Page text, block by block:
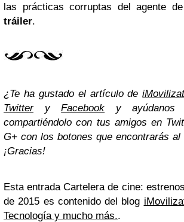
las prácticas corruptas del agente
tráiler.
¿Te ha gustado el artículo de
TwitteryFacebook y ayúdanos
compartiéndolo con tus amigos en
G+ con los botones que encontrarás
¡Gracias!
Esta entrada Cartelera de cine:
de 2015 es contenido del blog
Tecnología y mucho más..